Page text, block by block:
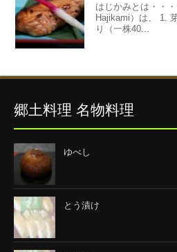
はじかみとは・・
Hajikami）は、 1.
り（一株40...
郷土料理 名物料理
ゆべし
とう漬け